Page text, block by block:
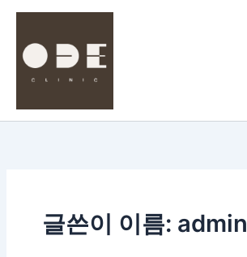
뛰
글쓴이 이름: admin